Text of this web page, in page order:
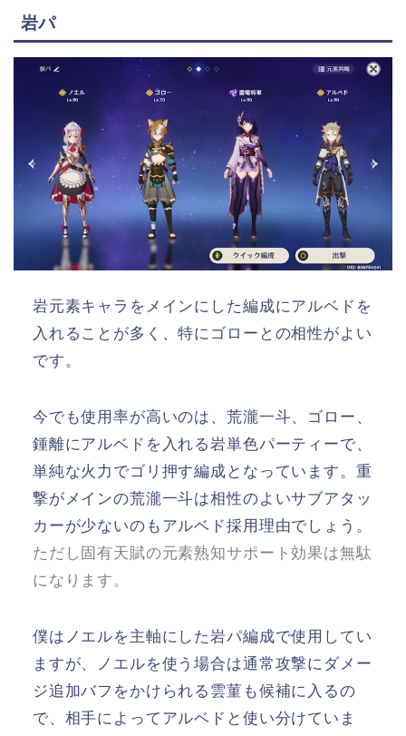
岩パ
岩元素キャラをメインにした編成にアルベドを
入れることが多く、特にゴローとの相性がよい
です。
今でも使用率が高いのは、荒瀧一斗、ゴロー、
鍾離にアルベドを入れる岩単色パーティーで、
単純な火力でゴリ押す編成となっています。重
撃がメインの荒瀧一斗は相性のよいサブアタッ
カーが少ないのもアルベド採用理由でしょう。
ただし固有天賦の元素熟知サポート効果は無駄
になります。
僕はノエルを主軸にした岩パ編成で使用してい
ますが、ノエルを使う場合は通常攻撃にダメー
ジ追加バフをかけられる雲菫も候補に入るの
で、相手によってアルベドと使い分けていま